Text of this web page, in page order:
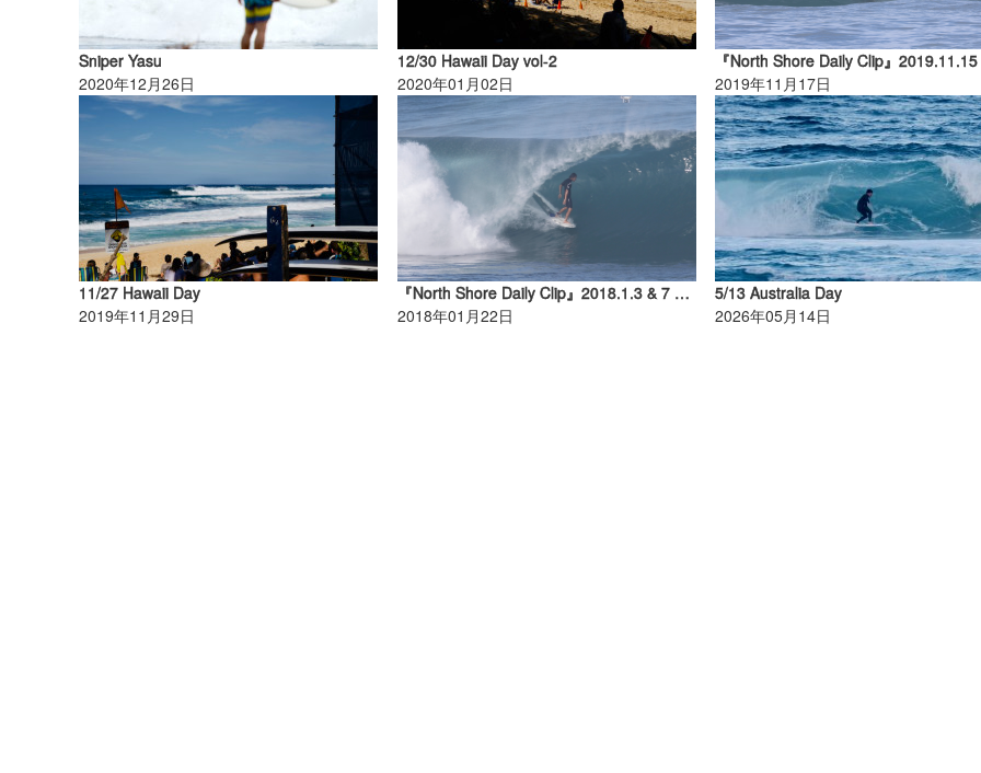
Sniper Yasu
2020年12月26日
12/30 Hawaii Day vol-2
2020年01月02日
2019年11月17日
11/27 Hawaii Day
2019年11月29日
『North Shore Daily Clip』2018.1.3 & 7 & 15 & 16 @ PIPE
2018年01月22日
5/13 Australia Day
2026年05月14日